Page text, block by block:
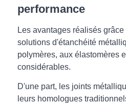
performance
Les avantages réalisés
solutions d'étanchéité
polymères, aux élastomères
considérables.
D'une part, les joints
leurs homologues